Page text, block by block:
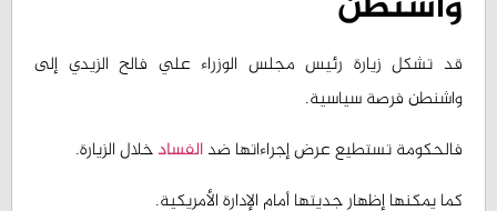
قد تشكل زيارة رئيس مجلس الوزراء علي فالح الزيدي إلى
واشنطن فرصة سياسية.
فالحكومة تستطيع عرض إجراءاتها ضد
كما يمكنها إظهار جديتها أمام الإدارة الأمريكية.